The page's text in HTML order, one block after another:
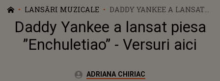
LANSĂRI MUZICALE
DADDY YANKEE A LANSAT
PIESA ”ENCHULETIAO” -
VERSURI AICI
Daddy Yankee a lansat piesa
”Enchuletiao” - Versuri aici
Autor:ADRIANA CHIRIAC